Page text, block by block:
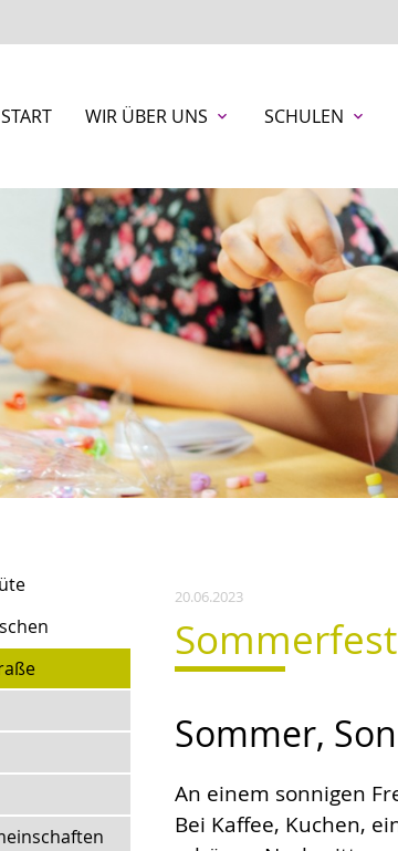
START WIR ÜBER UNS expand_more SCHULEN expand_more
Suchbegriffe
20.06.2023
Sommerfest
Sommer,
An einem sonnigen
Bei Kaffee, Kuchen,